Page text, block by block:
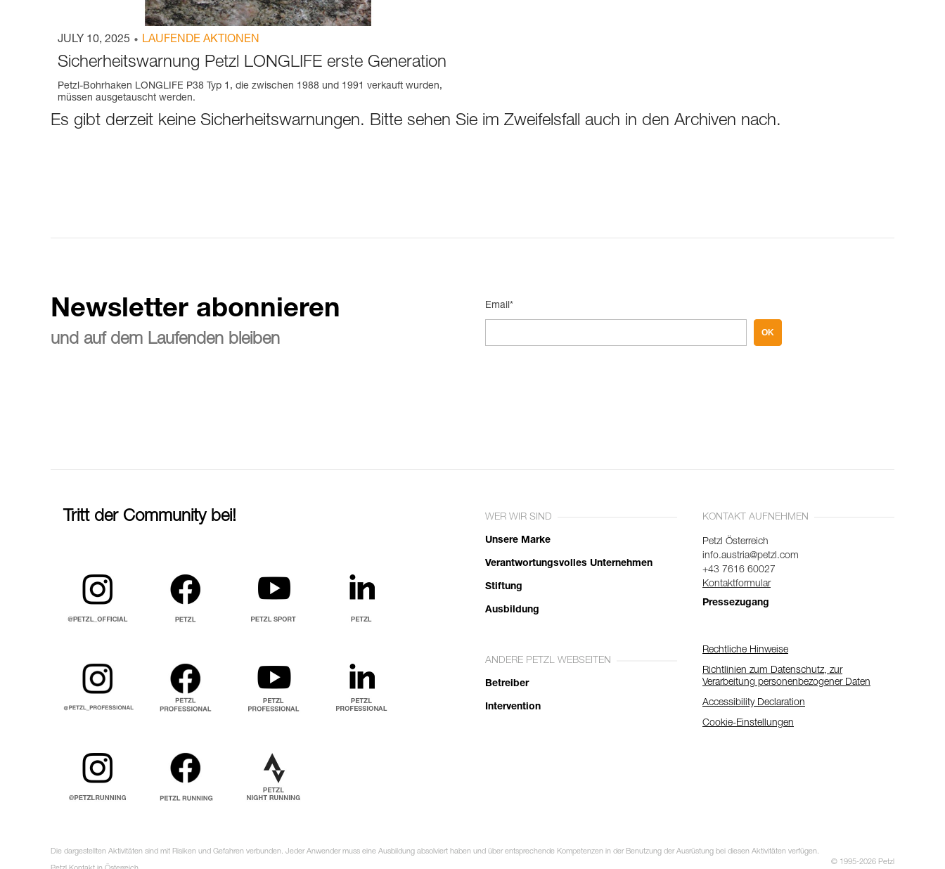
JULY 10, 2025 LAUFENDE AKTIONEN
Sicherheitswarnung Petzl LONGLIFE erste Generation
Petzl-Bohrhaken LONGLIFE P38 Typ 1, die zwischen 1988 und 1991 verkauft wurden,
müssen ausgetauscht werden.
Es gibt derzeit keine Sicherheitswarnungen. Bitte sehen Sie im Zweifelsfall auch in den Archiven nach.
Newsletter abonnieren
und auf dem Laufenden bleiben
Email*
OK
Tritt der Community bei! WER WIR SIND
Unsere Marke
Verantwortungsvolles Unternehmen
Stiftung
Ausbildung
ANDERE PETZL WEBSEITEN
Betreiber
Intervention
KONTAKT AUFNEHMEN
Petzl Österreich
info.austria@petzl.com
+43 7616 60027
Kontaktformular
Pressezugang
Rechtliche Hinweise
Richtlinien zum Datenschutz, zur
Verarbeitung personenbezogener Daten
Accessibility Declaration
Cookie-Einstellungen
Die dargestellten Aktivitäten sind mit Risiken und Gefahren verbunden. Jeder Anwender muss eine Ausbildung absolviert haben und über entsprechende Kompetenzen in der Benutzung der Ausrüstung bei diesen Aktivitäten verfügen.
© 1995-2026 Petzl